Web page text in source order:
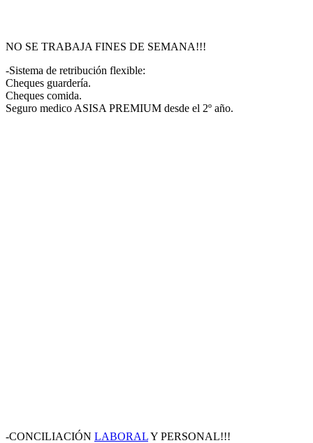
NO SE TRABAJA FINES DE SEMANA!!!
-Sistema de retribución flexible:
Cheques guardería.
Cheques comida.
Seguro medico ASISA PREMIUM desde el 2º año.
-CONCILIACIÓN LABORALY PERSONAL!!!